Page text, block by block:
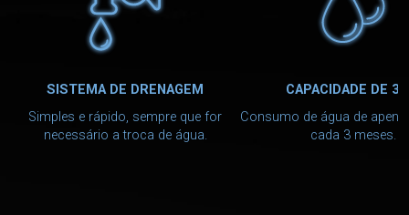
SISTEMA DE DRENAGEM
Simples e rápido, sempre que for
necessário a troca de água.
CAPACIDADE DE
Consumo de água de
cada 3 meses.